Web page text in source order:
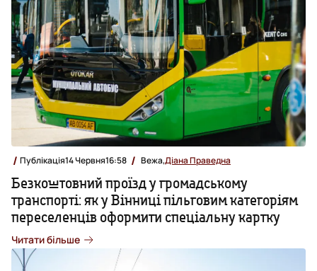
Публікація14 Червня16:58 Вежа,Діана Праведна
Безкоштовний проїзд у громадському
транспорті: як у Вінниці пільговим категоріям
переселенців оформити спеціальну картку
Читати більше